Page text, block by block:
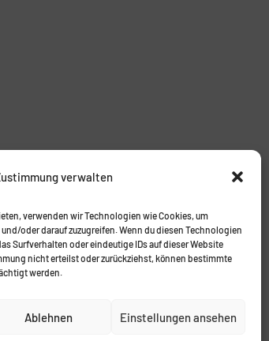
verwalten
verwenden wir Technologien wie Cookies, um
oder darauf zuzugreifen. Wenn du diesen Technologien
Surfverhalten oder eindeutige IDs auf dieser Website
nicht erteilst oder zurückziehst, können bestimmte
werden.
Ablehnen Einstellungen ansehen